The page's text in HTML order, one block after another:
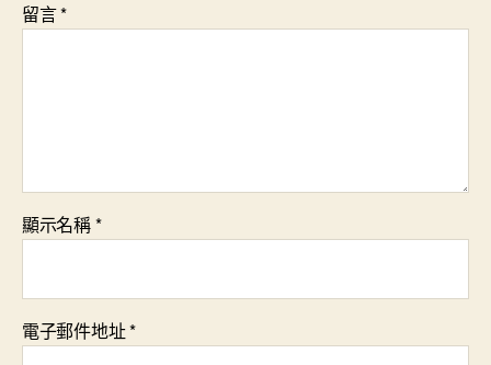
留言*
顯示名稱*
電子郵件地址*